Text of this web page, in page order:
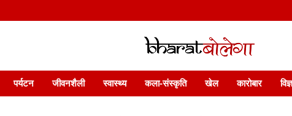
भारत बोलेगा
वीडियो और फ़ीचर. भारत बोलेगा हिंदी न्यूज़ वेबसाइट India: News, Views, Info,
पर्यटन जीवनशैली स्वास्थ्य कला-संस्कृति खेल कारोबार